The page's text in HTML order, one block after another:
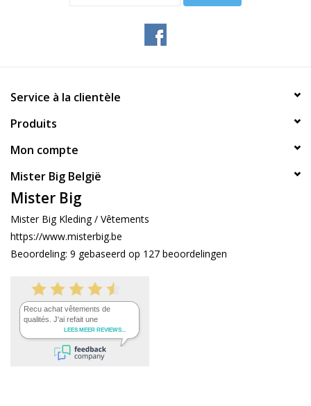
Service à la clientèle
Produits
Mon compte
Mister Big België
Mister Big
Mister Big Kleding / Vêtements
https://www.misterbig.be
Beoordeling: 9 gebaseerd op 127 beoordelingen